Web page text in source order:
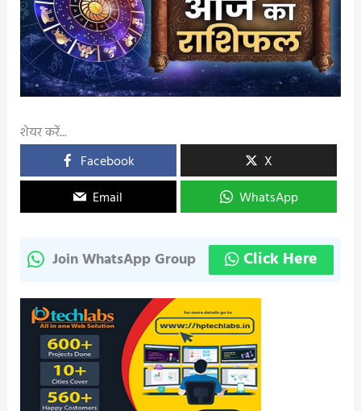
शेयर करें...
Facebook
X
Email
WhatsApp
Join WhatsApp Group Click Here